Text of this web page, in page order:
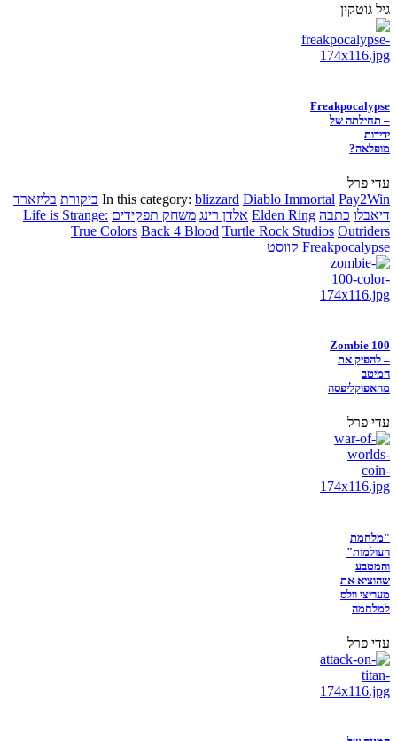
גיל גוטקין
Freakpocalypse
– תחילתה של
ידידות
מופלאה?
עדי פרל
In this category: blizzard Diablo Immortal Pay2Win ביקורת בליזארד
דיאבלו כתבה Elden Ring אלדן רינג משחק תפקידים Life is Strange:
True Colors Back 4 Blood Turtle Rock Studios Outriders
Freakpocalypse קווסט
Zombie 100
– להפיק את
המיטב
מהאפוקליפסה
עדי פרל
"מלחמת
העולמות"
והמטבע
שהוציא את
מעריצי וולס
למלחמה
עדי פרל